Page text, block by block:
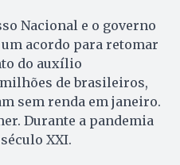
Nacional e o governo
acordo para retomar
do auxílio
de brasileiros,
sem renda em janeiro.
Durante a pandemia
XXI.